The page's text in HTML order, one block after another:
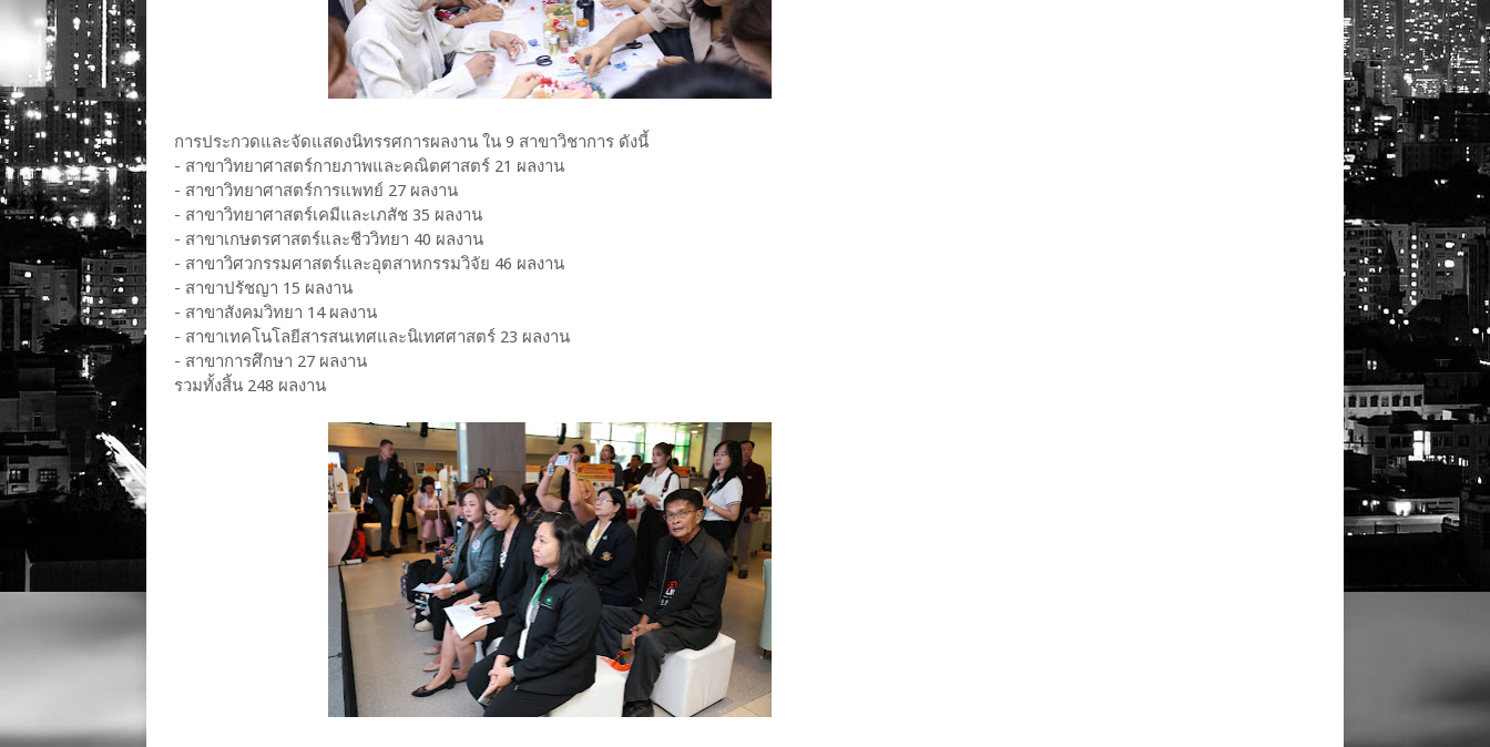
การประกวดและจัดแสดงนิทรรศการผลงาน ใน 9 สาขาวิชาการ ดังนี้
- สาขาวิทยาศาสตร์กายภาพและคณิตศาสตร์ 21 ผลงาน
- สาขาวิทยาศาสตร์การแพทย์ 27 ผลงาน
- สาขาวิทยาศาสตร์เคมีและเภสัช 35 ผลงาน
- สาขาเกษตรศาสตร์และชีววิทยา 40 ผลงาน
- สาขาวิศวกรรมศาสตร์และอุตสาหกรรมวิจัย 46 ผลงาน
- สาขาปรัชญา 15 ผลงาน
- สาขาสังคมวิทยา 14 ผลงาน
- สาขาเทคโนโลยีสารสนเทศและนิเทศศาสตร์ 23 ผลงาน
- สาขาการศึกษา 27 ผลงาน
รวมทั้งสิ้น 248 ผลงาน